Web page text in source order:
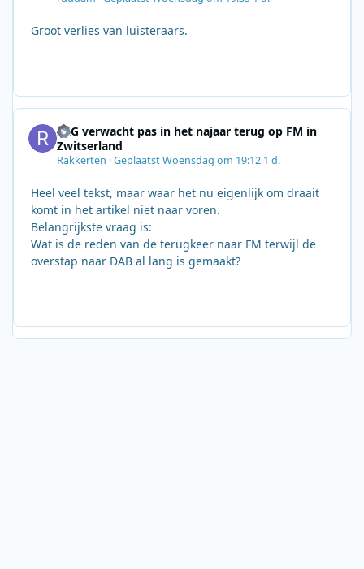
Groot verlies van luisteraars.
SRG verwacht pas in het najaar terug op FM in
Zwitserland
Rakkerten ·GeplaatstWoensdag om 19:12 1 d.
Heel veel tekst, maar waar het nu eigenlijk om draait
komt in het artikel niet naar voren.
Belangrijkste vraag is:
Wat is de reden van de terugkeer naar FM terwijl de
overstap naar DAB al lang is gemaakt?